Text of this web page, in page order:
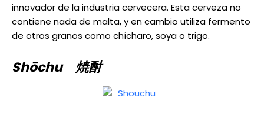
innovador de la industria cervecera. Esta cerveza no
contiene nada de malta, y en cambio utiliza fermento
de otros granos como chícharo, soya o trigo.
Shōchu 焼酎